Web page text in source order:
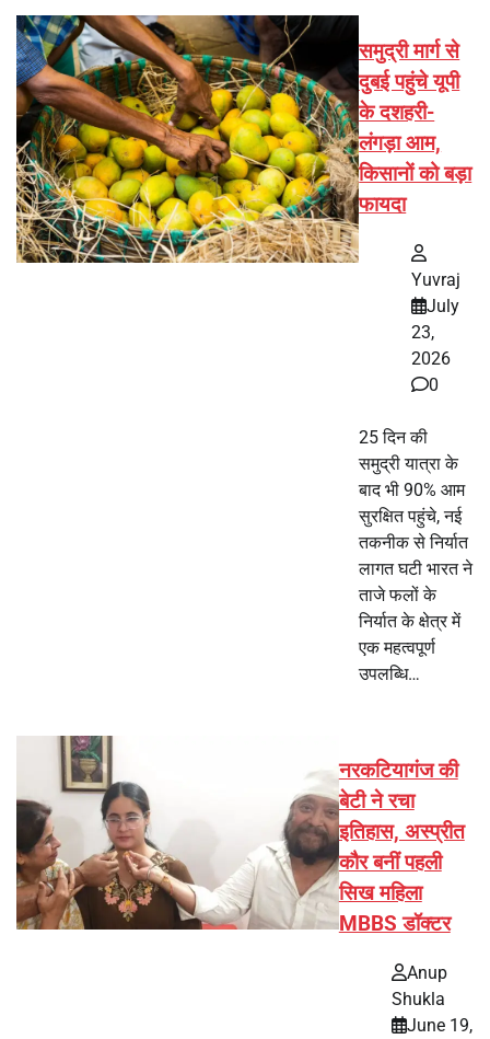
समुद्री मार्ग से
दुबई पहुंचे यूपी
के दशहरी-
लंगड़ा आम,
किसानों को बड़ा
फायदा
Yuvraj
July
23,
2026
0
25 दिन की
समुद्री यात्रा के
बाद भी 90% आम
सुरक्षित पहुंचे, नई
तकनीक से निर्यात
लागत घटी भारत ने
ताजे फलों के
निर्यात के क्षेत्र में
एक महत्वपूर्ण
उपलब्धि…
नरकटियागंज की
बेटी ने रचा
इतिहास, अस्प्रीत
कौर बनीं पहली
सिख महिला
MBBS डॉक्टर
Anup
Shukla
June 19,